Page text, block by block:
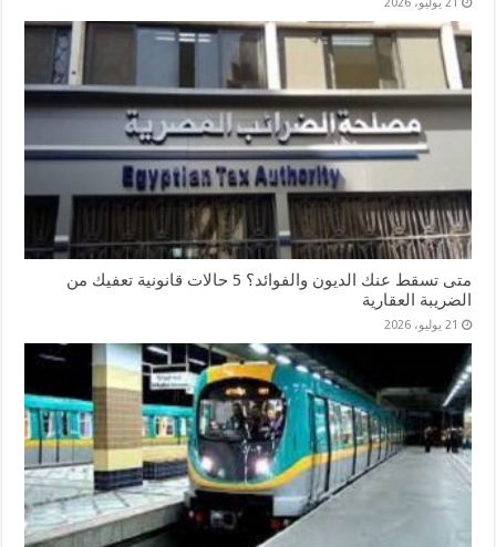
21 يوليو، 2026
متى تسقط عنك الديون والفوائد؟ 5 حالات قانونية تعفيك من
الضريبة العقارية
21 يوليو، 2026